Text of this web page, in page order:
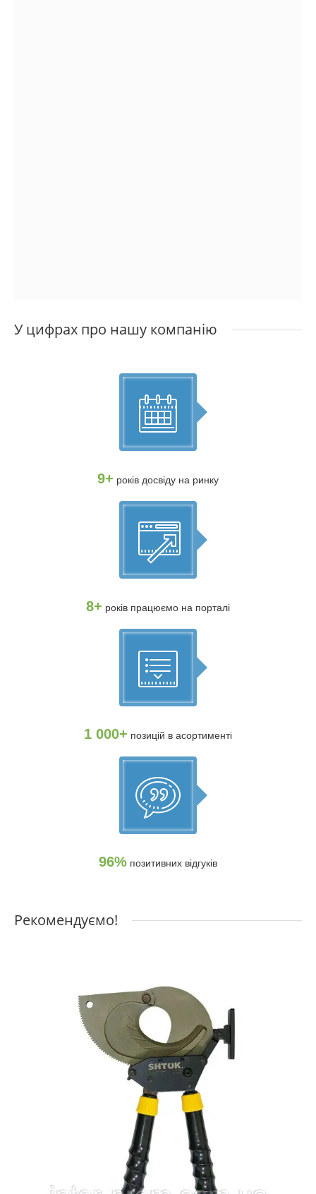
У цифрах про нашу компанію
9+ років досвіду на ринку
8+ років працюємо на порталі
1 000+ позицій в асортименті
96% позитивних відгуків
Рекомендуємо!